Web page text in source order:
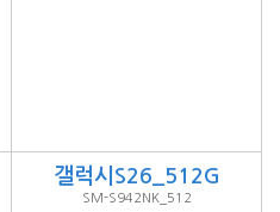
갤럭시S26_512G
SM-S942NK_512